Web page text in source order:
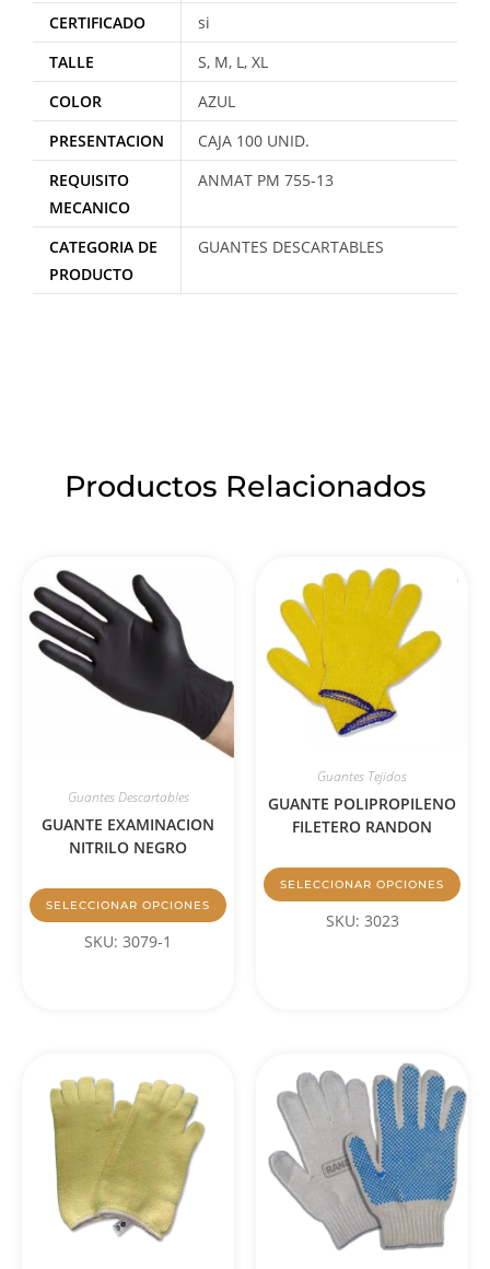
CERTIFICADO
si
TALLE
S, M, L, XL
COLOR
AZUL
PRESENTACION
CAJA 100 UNID.
REQUISITO
MECANICO
ANMAT PM 755-13
CATEGORIA DE
PRODUCTO
GUANTES DESCARTABLES
Productos Relacionados
Guantes Descartables
GUANTE EXAMINACION
NITRILO NEGRO
SELECCIONAR OPCIONES
SKU: 3079-1
Guantes Tejidos
GUANTE POLIPROPILENO
FILETERO RANDON
SELECCIONAR OPCIONES
SKU: 3023